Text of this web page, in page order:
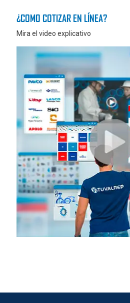
¿COMO COTIZAR EN LÍNEA?
Mira el video explicativo